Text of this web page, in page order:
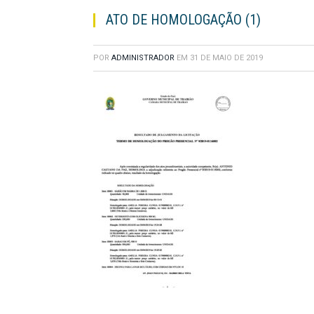
ATO DE HOMOLOGAÇÃO (1)
POR ADMINISTRADOR EM 31 DE MAIO DE 2019